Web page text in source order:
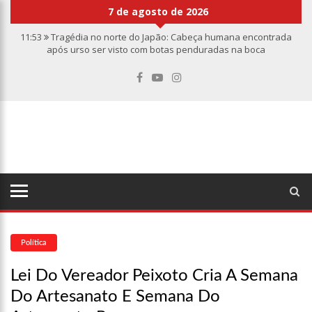
7 de agosto de 2026
11:53
Tragédia no norte do Japão: Cabeça humana encontrada
após urso ser visto com botas penduradas na boca
esquartejada em Manaus; relembre os fatos
Ucrânia
10:26
15:34 Faustão deixa Band após 1 ano e meio na emissora
Política
Lei Do Vereador Peixoto Cria A Semana
Do Artesanato E Semana Do